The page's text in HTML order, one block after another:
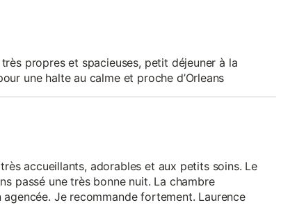
propres et spacieuses, petit déjeuner à la
une halte au calme et proche d’Orleans
accueillants, adorables et aux petits soins. Le
passé une très bonne nuit. La chambre
Je recommande fortement. Laurence